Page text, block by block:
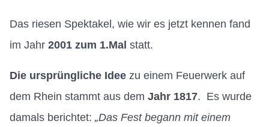
Das riesen Spektakel, wie wir es jetzt kennen fand
im Jahr 2001 zum 1.Mal statt.
Die ursprüngliche Idee zu einem Feuerwerk auf
dem Rhein stammt aus dem Jahr 1817. Es wurde
damals berichtet: „Das Fest begann mit einem